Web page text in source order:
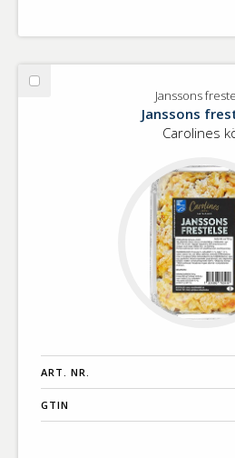
Välj
Janssons
Janssons
Carolines
ART. NR.
GTIN